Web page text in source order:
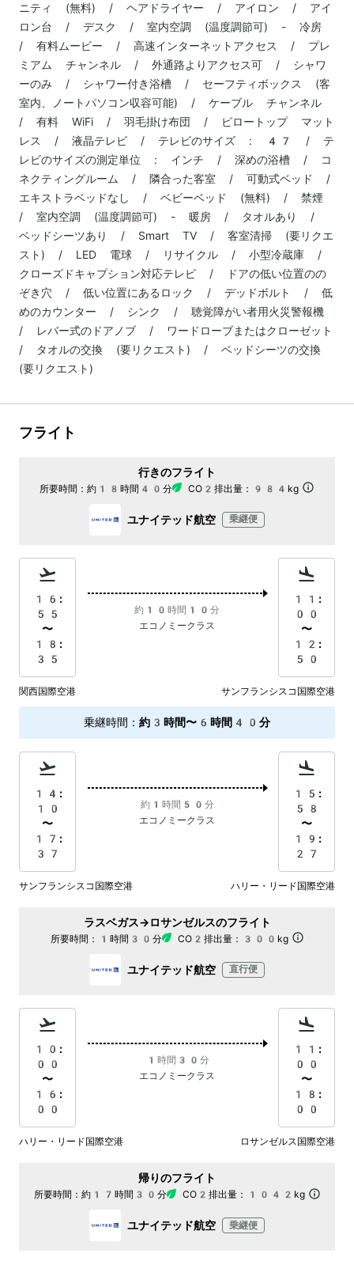
ニティ (無料) / ヘアドライヤー / アイロン / アイ
ロン台 / デスク / 室内空調 (温度調節可) - 冷房
/ 有料ムービー / 高速インターネットアクセス / プレ
ミアム チャンネル / 外通路よりアクセス可 / シャワ
ーのみ / シャワー付き浴槽 / セーフティボックス (客
室内、ノートパソコン収容可能) / ケーブル チャンネル
/ 有料 WiFi / 羽毛掛け布団 / ピロートップ マット
レス / 液晶テレビ / テレビのサイズ : 47 / テ
レビのサイズの測定単位 : インチ / 深めの浴槽 / コ
ネクティングルーム / 隣合った客室 / 可動式ベッド /
エキストラベッドなし / ベビーベッド (無料) / 禁煙
/ 室内空調 (温度調節可) - 暖房 / タオルあり /
ベッドシーツあり / Smart TV / 客室清掃 (要リクエ
スト) / LED 電球 / リサイクル / 小型冷蔵庫 /
クローズドキャプション対応テレビ / ドアの低い位置のの
ぞき穴 / 低い位置にあるロック / デッドボルト / 低
めのカウンター / シンク / 聴覚障がい者用火災警報機
/ レバー式のドアノブ / ワードローブまたはクローゼット
/ タオルの交換 (要リクエスト) / ベッドシーツの交換
(要リクエスト)
フライト
行きのフライト
所要時間： 約18時間40分 CO2排出量： 984kg
ユナイテッド航空 乗継便
16:
55
〜
18:
35
約10時間10分
エコノミークラス
11:
00
〜
12:
50
関西国際空港 サンフランシスコ国際空港
乗継時間 ： 約3時間〜6時間40分
14:
10
〜
17:
37
約1時間50分
エコノミークラス
15:
58
〜
19:
27
サンフランシスコ国際空港 ハリー・リード国際空港
ラスベガス→ロサンゼルスのフライト
所要時間： 1時間30分 CO2排出量： 300kg
ユナイテッド航空 直行便
10:
00
〜
16:
00
1時間30分
エコノミークラス
11:
00
〜
18:
00
ハリー・リード国際空港 ロサンゼルス国際空港
帰りのフライト
所要時間： 約17時間30分 CO2排出量： 1042kg
ユナイテッド航空 乗継便